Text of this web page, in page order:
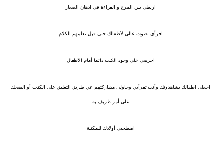
اربطى بين المرح و القراءة فى اذهان الصغار
اقرأى بصوت عالى لأطفالك حتى قبل تعلمهم الكلام
احرصى على وجود الكتب دائما أمام الأطفال
اجعلى اطفالك يشاهدونك وأنت تقرأىن وحاولى مشاركتهم عن طريق التعليق على الكتاب أو الضحك
على أمر طريف به
اصطحبى أولادك للمكتبة